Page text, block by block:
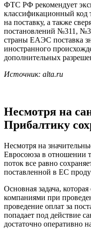
ФТС РФ рекомендует
классификационный код
на поставку, а также
постановлений №311,
страны ЕАЭС поставка
иностранного
дополнительных
Источник: alta.ru
Несмотря на
Прибалтику
Несмотря на
Евросоюза в отношении
поток все равно
поставленной в ЕС
Основная задача,
компаниями при
проведение оплат за
попадает под действие
достаточно оперативно